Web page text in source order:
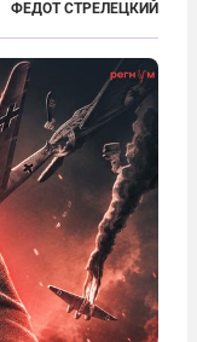
—
рассказов,
косвенно (в
ФЕДОТ СТРЕЛЕЦКИЙ